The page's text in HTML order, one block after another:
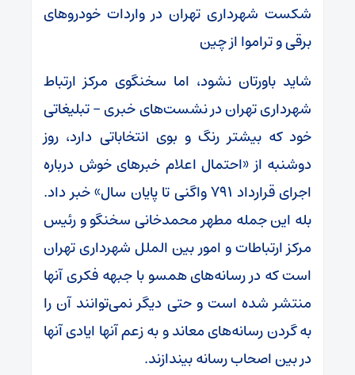
شکست شهرداری تهران در واردات خودرو‌های
برقی و تراموا از چین
شاید باورتان نشود، اما سخنگوی مرکز ارتباط
شهرداری تهران در نشست‌های خبری – تبلیغاتی
خود که بیشتر رنگ و بوی انتخاباتی دارد، روز
دوشنبه از «احتمال اعلام خبر‌های خوش درباره
اجرای قرارداد ۷۹۱ واگنی تا پایان سال» خبر داد.
بله این جمله مطهر محمدخانی سخنگو و رئیس
مرکز ارتباطات و امور بین الملل شهرداری تهران
است که در رسانه‌های همسو با جبهه فکری آنها
منتشر شده است و حتی دیگر نمی‌توانند آن را
به گردن رسانه‌های معاند و به زعم آنها ایادی آنها
در بین اصحاب رسانه بیندازند.